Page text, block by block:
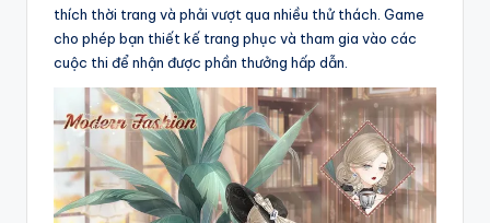
thích thời trang và phải vượt qua nhiều thử thách. Game
cho phép bạn thiết kế trang phục và tham gia vào các
cuộc thi để nhận được phần thưởng hấp dẫn.